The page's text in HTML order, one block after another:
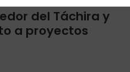
del Táchira y
a proyectos